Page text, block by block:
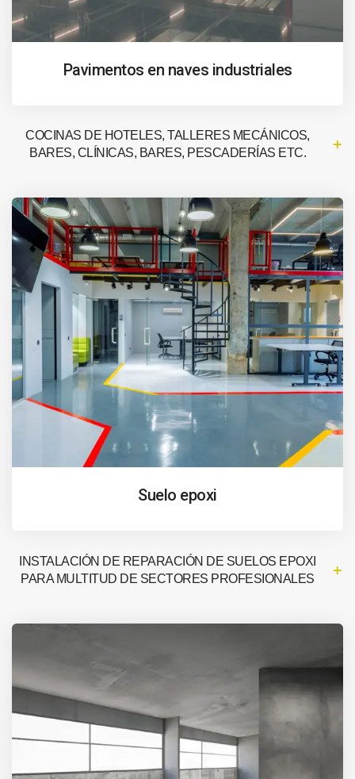
Pavimentos en naves industriales
COCINAS DE HOTELES, TALLERES MECÁNICOS,
BARES, CLÍNICAS, BARES, PESCADERÍAS ETC.
Suelo epoxi
INSTALACIÓN DE REPARACIÓN DE SUELOS EPOXI
PARA MULTITUD DE SECTORES PROFESIONALES